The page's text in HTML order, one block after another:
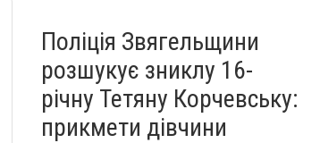
Поліція Звягельщини
розшукує зниклу 16-
річну Тетяну Корчевську:
прикмети дівчини